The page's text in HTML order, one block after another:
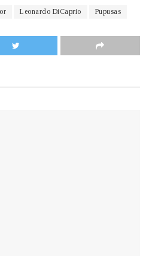
Leonardo DiCaprio Pupusas